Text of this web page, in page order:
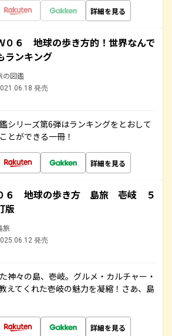
詳細を見る
０６ 地球の歩き方的！世界なんで
ランキング
の図鑑
発売
シリーズ第6弾はランキングをとおして
とができる一冊！
詳細を見る
６ 地球の歩き方 島旅 壱岐 ５
版
旅
発売
神々の島、壱岐。グルメ・カルチャー・
えてくれた壱岐の魅力を凝縮！さあ、島
詳細を見る